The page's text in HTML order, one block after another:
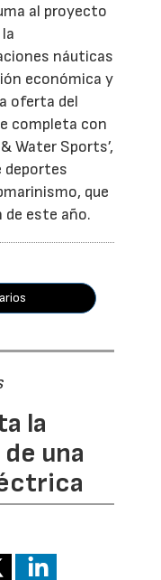
al proyecto
náuticas
económica y
oferta del
completa con
Water Sports’,
deportes
que
de este año.
la
una